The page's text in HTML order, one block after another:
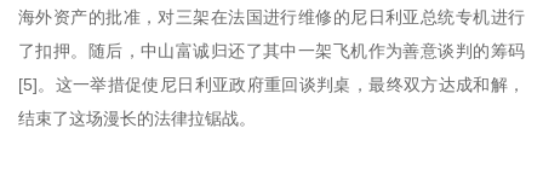
海外资产的批准，对三架在法国进行维修的尼日利亚总统专机进行
了扣押。随后，中山富诚归还了其中一架飞机作为善意谈判的筹码
[5]。这一举措促使尼日利亚政府重回谈判桌，最终双方达成和解，
结束了这场漫长的法律拉锯战。